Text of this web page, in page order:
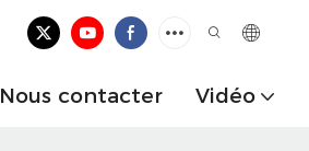
Nous contacter Vidéo